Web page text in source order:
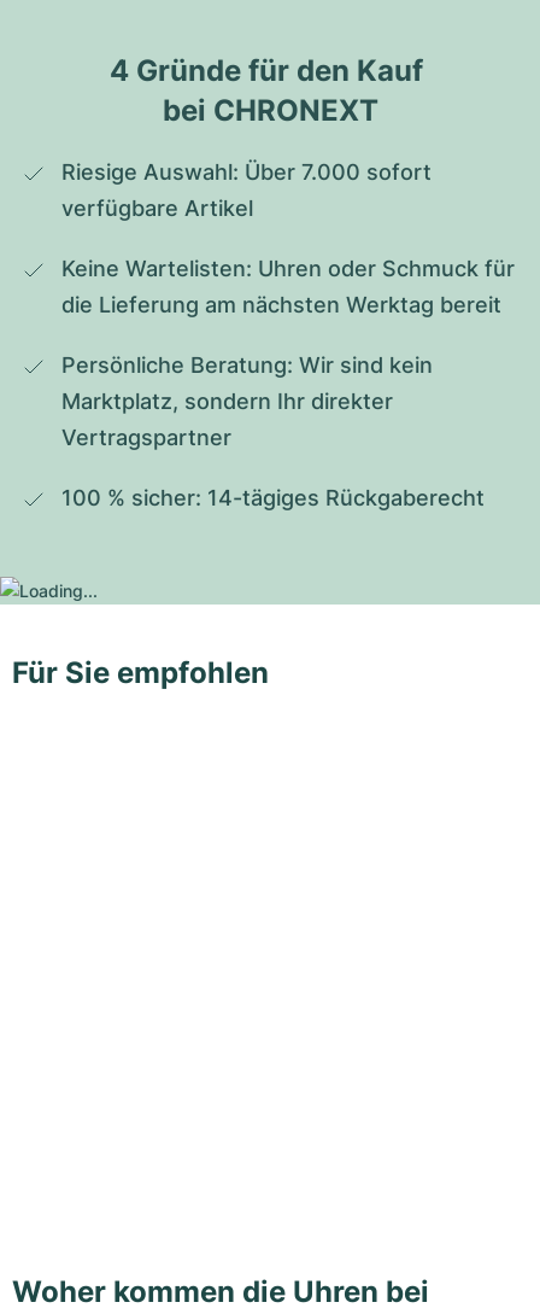
4 Gründe für den Kauf
bei CHRONEXT
Riesige Auswahl: Über 7.000 sofort
verfügbare Artikel
Keine Wartelisten: Uhren oder Schmuck für
die Lieferung am nächsten Werktag bereit
Persönliche Beratung: Wir sind kein
Marktplatz, sondern Ihr direkter
Vertragspartner
100 % sicher: 14-tägiges Rückgaberecht
Für Sie empfohlen
Woher kommen die Uhren bei